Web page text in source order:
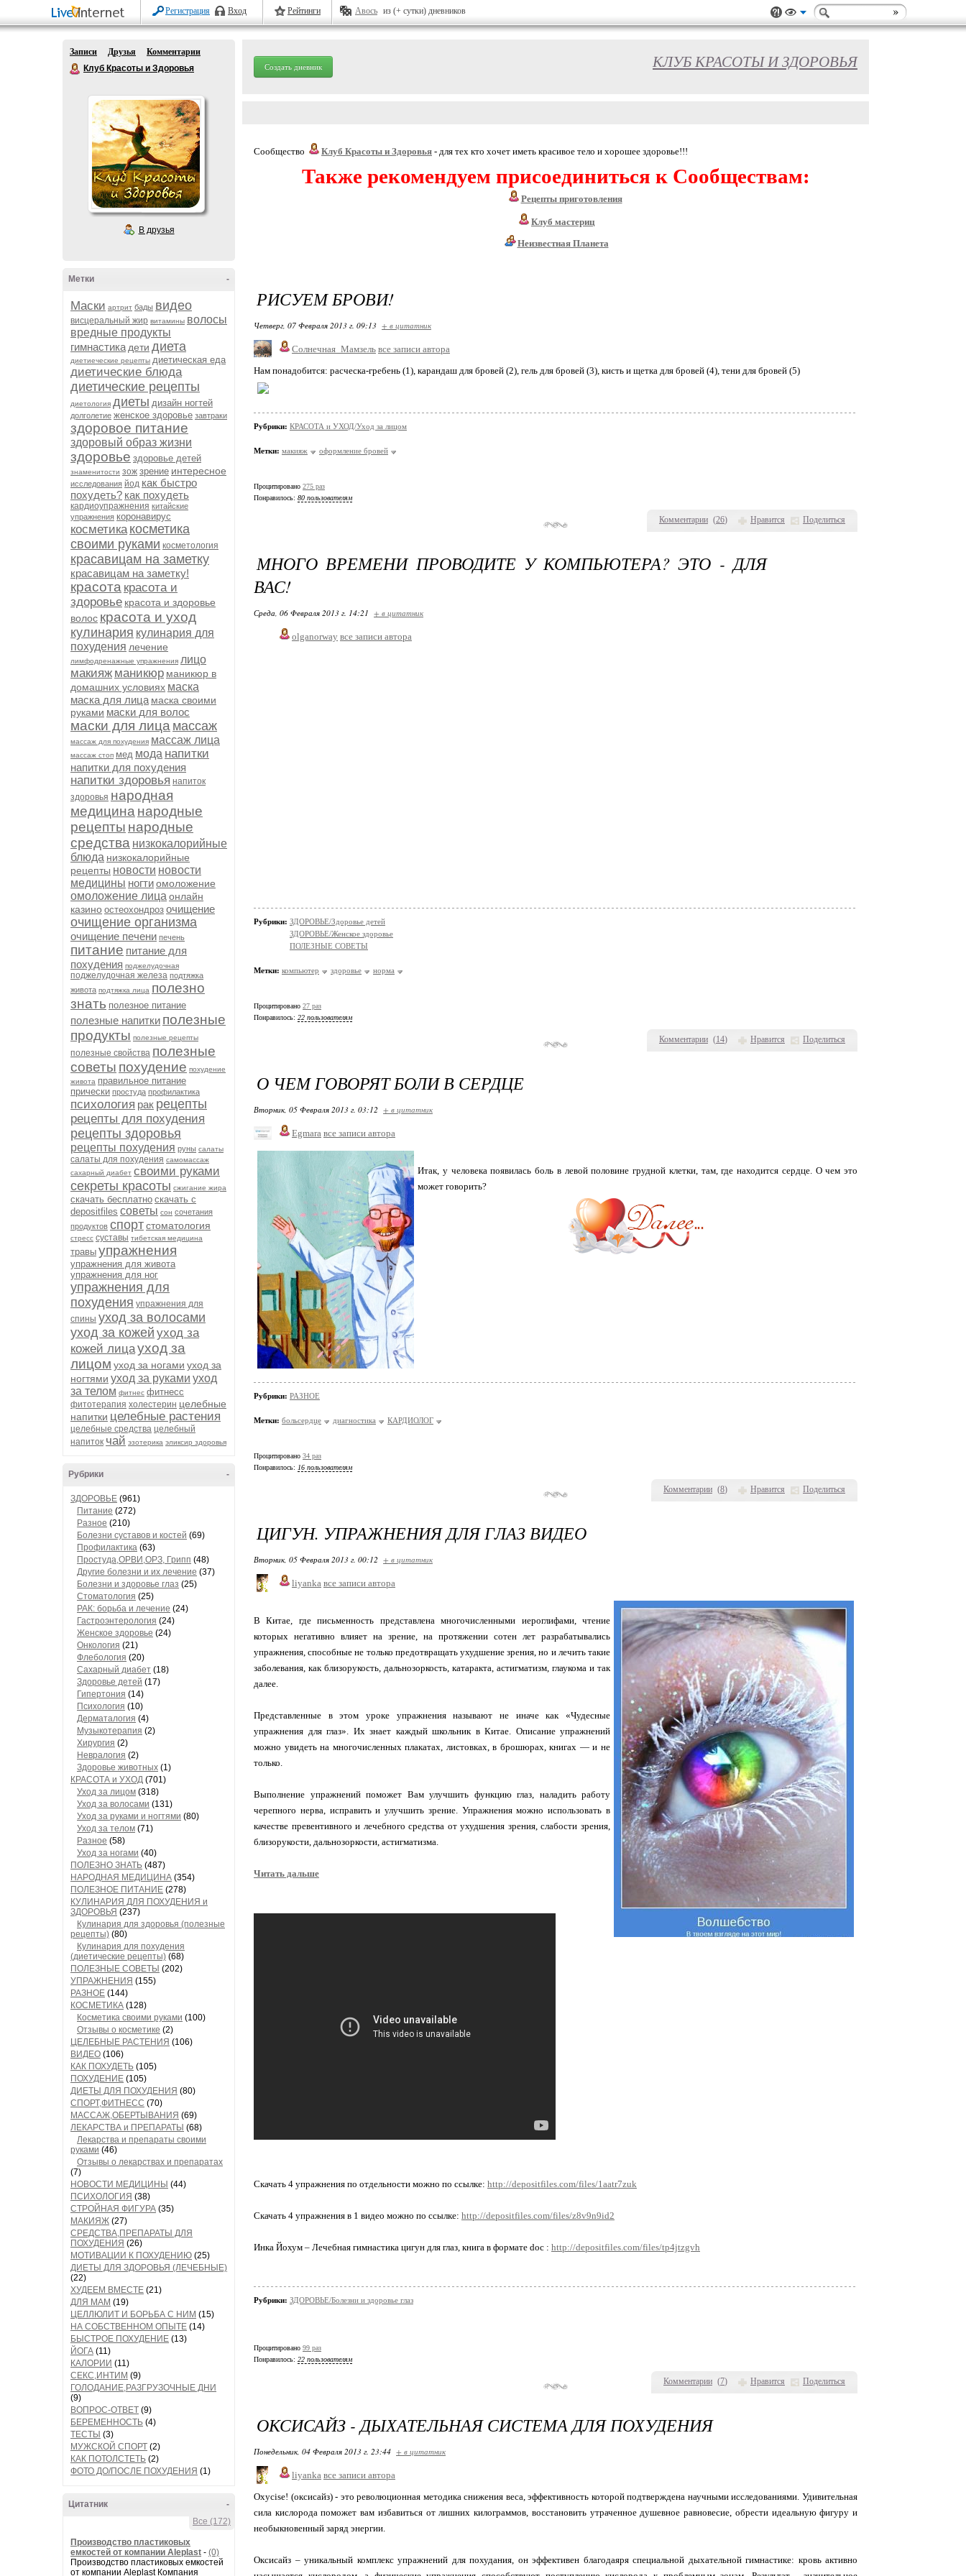
Регистрация Вход Рейтинги Авось из (+ сутки) дневников
Записи Друзья
Комментарии
Клуб Красоты и Здоровья
В друзья
-
Метки
Маски артрит бады видео
висцеральный жир витамины волосы
вредные продукты
гимнастика дети диета
диетиеческие рецепты диетическая еда
диетические блюда
диетические рецепты
диетология диеты дизайн ногтей
долголетие женское здоровье завтраки
здоровое питание
здоровый образ жизни
здоровье здоровье детей
знаменитости зож зрение интересное
исследования йод как быстро
похудеть? как похудеть
кардиоупражнения китайские
упражнения коронавирус
косметика косметика
своими руками косметология
красавицам на заметку
красавицам на заметку!
красота красота и
здоровье красота и здоровье
волос красота и уход
кулинария кулинария для
похудения лечение
лимфодренажные упражнения лицо
макияж маникюр маникюр в
домашних условиях маска
маска для лица маска своими
руками маски для волос
маски для лица массаж
массаж для похудения массаж лица
массаж стоп мед мода напитки
напитки для похудения
напитки здоровья напиток
здоровья народная
медицина народные
рецепты народные
средства низкокалорийные
блюда низкокалорийные
рецепты новости новости
медицины ногтиомоложение
омоложение лица онлайн
казино остеохондроз очищение
очищение организма
очищение печени печень
питание питание для
похудения поджелудочная
поджелудочная железа подтяжка
живота подтяжка лица полезно
знать полезное питание
полезные напитки полезные
продукты полезные рецепты
полезные свойства полезные
советы похудение похудение
живота правильное питание
прически простуда профилактика
психология рак рецепты
рецепты для похудения
рецепты здоровья
рецепты похудения руны салаты
салаты для похудения самомассаж
сахарный диабет своими руками
секреты красоты сжигание жира
скачать бесплатно скачать с
depositfiles советы сон сочетания
продуктов спортстоматология
стресс суставы тибетская медицина
травы упражнения
упражнения для живота
упражнения для ног
упражнения для
похудения упражнения для
спины уход за волосами
уход за кожей уход за
кожей лицауход за
лицом уход за ногами уход за
ногтями уход за руками уход
за телом фитнес фитнесс
фитотерапия холестерин целебные
напитки целебные растения
целебные средства целебный
напиток чай эзотерика эликсир здоровья
-
Рубрики
ЗДОРОВЬЕ (961)
Питание (272)
Разное (210)
Болезни суставов и костей (69)
Профилактика (63)
Простуда,ОРВИ,ОРЗ, Грипп (48)
Другие болезни и их лечение (37)
Болезни и здоровье глаз (25)
Стоматология (25)
РАК: борьба и лечение (24)
Гастроэнтерология (24)
Женское здоровье (24)
Онкология (21)
Флебология (20)
Сахарный диабет (18)
Здоровье детей (17)
Гипертония (14)
Психология (10)
Дерматалогия (4)
Музыкотерапия (2)
Хирургия (2)
Невралогия (2)
Здоровье животных (1)
КРАСОТА и УХОД (701)
Уход за лицом (318)
Уход за волосами (131)
Уход за руками и ногтями (80)
Уход за телом (71)
Разное (58)
Уход за ногами (40)
ПОЛЕЗНО ЗНАТЬ (487)
НАРОДНАЯ МЕДИЦИНА (354)
ПОЛЕЗНОЕ ПИТАНИЕ (278)
КУЛИНАРИЯ ДЛЯ ПОХУДЕНИЯ и
ЗДОРОВЬЯ (237)
Кулинария для здоровья (полезные
рецепты) (80)
Кулинария для похудения
(диетические рецепты) (68)
ПОЛЕЗНЫЕ СОВЕТЫ (202)
УПРАЖНЕНИЯ (155)
РАЗНОЕ (144)
КОСМЕТИКА (128)
Косметика своими руками (100)
Отзывы о косметике (2)
ЦЕЛЕБНЫЕ РАСТЕНИЯ (106)
ВИДЕО (106)
КАК ПОХУДЕТЬ (105)
ПОХУДЕНИЕ (105)
ДИЕТЫ ДЛЯ ПОХУДЕНИЯ (80)
СПОРТ,ФИТНЕСС (70)
МАССАЖ,ОБЕРТЫВАНИЯ (69)
ЛЕКАРСТВА и ПРЕПАРАТЫ (68)
Лекарства и препараты своими
руками (46)
Отзывы о лекарствах и препаратах
(7)
НОВОСТИ МЕДИЦИНЫ (44)
ПСИХОЛОГИЯ (38)
СТРОЙНАЯ ФИГУРА (35)
МАКИЯЖ (27)
СРЕДСТВА,ПРЕПАРАТЫ ДЛЯ
ПОХУДЕНИЯ (26)
МОТИВАЦИИ К ПОХУДЕНИЮ (25)
ДИЕТЫ ДЛЯ ЗДОРОВЬЯ (ЛЕЧЕБНЫЕ)
(22)
ХУДЕЕМ ВМЕСТЕ (21)
ДЛЯ МАМ (19)
ЦЕЛЛЮЛИТ И БОРЬБА С НИМ (15)
НА СОБСТВЕННОМ ОПЫТЕ (14)
БЫСТРОЕ ПОХУДЕНИЕ (13)
ЙОГА (11)
КАЛОРИИ (11)
СЕКС,ИНТИМ (9)
ГОЛОДАНИЕ,РАЗГРУЗОЧНЫЕ ДНИ
(9)
ВОПРОС-ОТВЕТ (9)
БЕРЕМЕННОСТЬ (4)
ТЕСТЫ (3)
МУЖСКОЙ СПОРТ (2)
КАК ПОТОЛСТЕТЬ (2)
ФОТО ДО/ПОСЛЕ ПОХУДЕНИЯ (1)
-
Цитатник
Все (172)
Производство пластиковых
емкостей от компании Aleplast - (0)
Производство пластиковых емкостей
от компании Aleplast Компания
Создать дневник КЛУБ КРАСОТЫ И ЗДОРОВЬЯ
Сообщество Клуб Красоты и Здоровья - для тех кто хочет иметь красивое тело и хорошее здоровье!!!
Также рекомендуем присоединиться к Сообществам:
Рецепты приготовления
Клуб мастериц
Неизвестная Планета
Комментарии (26) Нравится Поделиться
РИСУЕМ БРОВИ!
Четверг, 07 Февраля 2013 г. 09:13 + в цитатник
Солнечная_Мамзель все записи автора
Нам понадобится: расческа-гребень (1), карандаш для бровей (2), гель для бровей (3), кисть и щетка для бровей (4), тени для бровей (5)
Рубрики: КРАСОТА и УХОД/Уход за лицом
Метки: макияж оформление бровей
Процитировано 275 раз
Понравилось: 80 пользователям
Комментарии (14) Нравится Поделиться
МНОГО ВРЕМЕНИ ПРОВОДИТЕ У КОМПЬЮТЕРА? ЭТО - ДЛЯ
ВАС!
Среда, 06 Февраля 2013 г. 14:21 + в цитатник
olganorway все записи автора
Рубрики: ЗДОРОВЬЕ/Здоровье детей
ЗДОРОВЬЕ/Женское здоровье
ПОЛЕЗНЫЕ СОВЕТЫ
Метки: компьютер здоровье норма
Процитировано 27 раз
Понравилось: 22 пользователям
Комментарии (8) Нравится Поделиться
О ЧЕМ ГОВОРЯТ БОЛИ В СЕРДЦЕ
Вторник, 05 Февраля 2013 г. 03:12 + в цитатник
Egmara все записи автора
Итак, у человека появилась боль в левой половине грудной клетки, там, где находится сердце. О чем это
может говорить?
Рубрики: РАЗНОЕ
Метки: больсердце диагностика КАРДИОЛОГ
Процитировано 34 раз
Понравилось: 16 пользователям
Комментарии (7) Нравится Поделиться
ЦИГУН. УПРАЖНЕНИЯ ДЛЯ ГЛАЗ ВИДЕО
Вторник, 05 Февраля 2013 г. 00:12 + в цитатник
liyanka все записи автора
В Китае, где письменность представлена многочисленными иероглифами, чтение
которых негативно влияет на зрение, на протяжении сотен лет разрабатывались
упражнения, способные не только предотвращать ухудшение зрения, но и лечить такие
заболевания, как близорукость, дальнозоркость, катаракта, астигматизм, глаукома и так
далее.
Представленные в этом уроке упражнения называют не иначе как «Чудесные
упражнения для глаз». Их знает каждый школьник в Китае. Описание упражнений
можно увидеть на многочисленных плакатах, листовках, в брошюрах, книгах — и не
только.
Выполнение упражнений поможет Вам улучшить функцию глаз, наладить работу
черепного нерва, исправить и улучшить зрение. Упражнения можно использовать в
качестве превентивного и лечебного средства от ухудшения зрения, слабости зрения,
близорукости, дальнозоркости, астигматизма.
Читать дальше
Скачать 4 упражнения по отдельности можно по ссылке: http://depositfiles.com/files/1aatr7zuk
Скачать 4 упражнения в 1 видео можно по ссылке: http://depositfiles.com/files/z8v9n9id2
Инка Йохум – Лечебная гимнастика цигун для глаз, книга в формате doc : http://depositfiles.com/files/tp4jtzgvh
Рубрики: ЗДОРОВЬЕ/Болезни и здоровье глаз
Процитировано 99 раз
Понравилось: 22 пользователям
ОКСИСАЙЗ - ДЫХАТЕЛЬНАЯ СИСТЕМА ДЛЯ ПОХУДЕНИЯ
Понедельник, 04 Февраля 2013 г. 23:44 + в цитатник
liyanka все записи автора
Oxycise! (оксисайз) - это революционная методика снижения веса, эффективность которой подтверждена научными исследованиями. Удивительная
сила кислорода поможет вам избавиться от лишних килограммов, восстановить утраченное душевное равновесие, обрести идеальную фигуру и
необыкновенный заряд энергии.
Оксисайз – уникальный комплекс упражнений для похудания, он эффективен благодаяря специальной дыхательной гимнастике: кровь активно